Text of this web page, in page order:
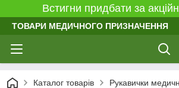
Встигни придбати за
ТОВАРИ МЕДИЧНОГО ПРИЗНАЧЕННЯ
Каталог товарів Рукавички